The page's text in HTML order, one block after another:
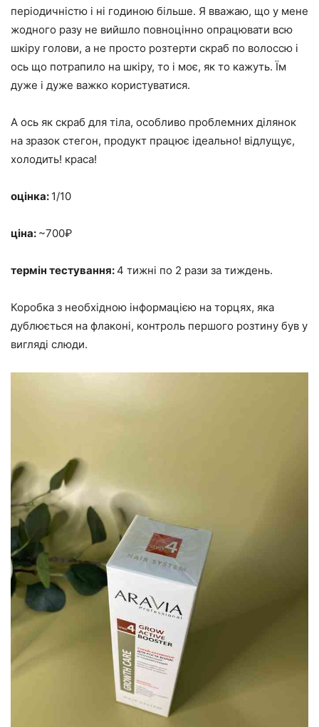
періодичністю і ні годиною більше. Я вважаю, що у мене
жодного разу не вийшло повноцінно опрацювати всю
шкіру голови, а не просто розтерти скраб по волоссю і
ось що потрапило на шкіру, то і моє, як то кажуть. Їм
дуже і дуже важко користуватися.
А ось як скраб для тіла, особливо проблемних ділянок
на зразок стегон, продукт працює ідеально! відлущує,
холодить! краса!
оцінка: 1/10
ціна: ~700₽
термін тестування:4 тижні по 2 рази за тиждень.
Коробка з необхідною інформацією на торцях, яка
дублюється на флаконі, контроль першого розтину був у
вигляді слюди.